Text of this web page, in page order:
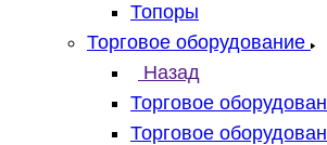
Топоры
Торговое оборудование
Назад
Торговое
Торговое